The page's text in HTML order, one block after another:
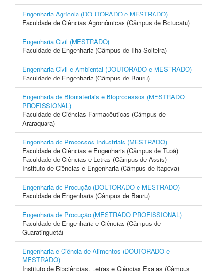
Engenharia Agrícola (DOUTORADO e MESTRADO)
Faculdade de Ciências Agronômicas (Câmpus de Botucatu)
Engenharia Civil (MESTRADO)
Faculdade de Engenharia (Câmpus de Ilha Solteira)
Engenharia Civil e Ambiental (DOUTORADO e MESTRADO)
Faculdade de Engenharia (Câmpus de Bauru)
Engenharia de Biomateriais e Bioprocessos (MESTRADO
PROFISSIONAL)
Faculdade de Ciências Farmacêuticas (Câmpus de
Araraquara)
Engenharia de Processos Industriais (MESTRADO)
Faculdade de Ciências e Engenharia (Câmpus de Tupã)
Faculdade de Ciências e Letras (Câmpus de Assis)
Instituto de Ciências e Engenharia (Câmpus de Itapeva)
Engenharia de Produção (DOUTORADO e MESTRADO)
Faculdade de Engenharia (Câmpus de Bauru)
Engenharia de Produção (MESTRADO PROFISSIONAL)
Faculdade de Engenharia e Ciências (Câmpus de
Guaratinguetá)
Engenharia e Ciência de Alimentos (DOUTORADO e
MESTRADO)
Instituto de Biociências, Letras e Ciências Exatas (Câmpus